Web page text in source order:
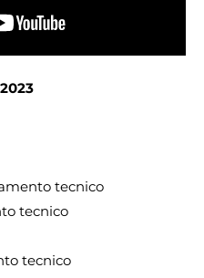
tecnico
tecnico
tecnico